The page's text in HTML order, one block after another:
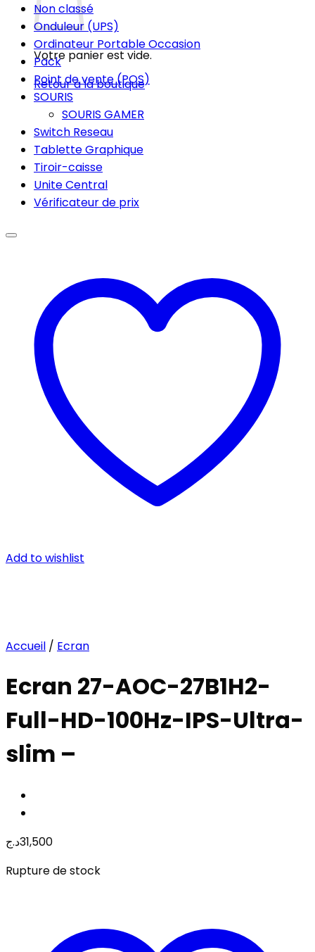
Votre panier est vide.
Retour à la boutique
Non classé
Onduleur (UPS)
Ordinateur Portable Occasion
Pack
Point de vente (POS)
SOURIS
SOURIS GAMER
Switch Reseau
Tablette Graphique
Tiroir-caisse
Unite Central
Vérificateur de prix
Add to wishlist
Accueil / Ecran
Ecran 27-AOC-27B1H2-
Full-HD-100Hz-IPS-Ultra-
slim –
31,500د.ج
Rupture de stock